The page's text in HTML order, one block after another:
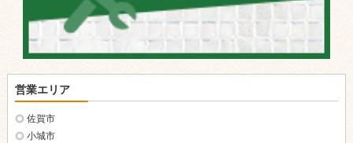
営業エリア
佐賀市
小城市